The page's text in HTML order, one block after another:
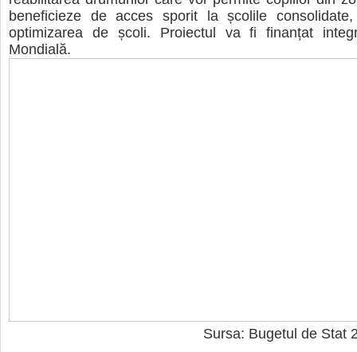
beneficieze de acces sporit la școlile
optimizarea de școli. Proiectul va fi finanțat
Mondială.
Sursa: Bugetul de Stat